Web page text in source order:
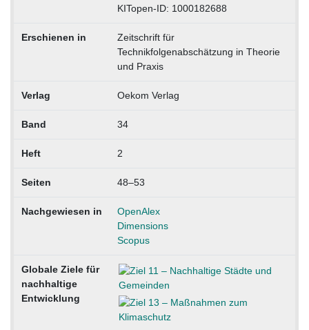
KITopen-ID: 1000182688
Erschienen in
Zeitschrift für
Technikfolgenabschätzung in Theorie
und Praxis
Verlag Oekom Verlag
Band 34
Heft 2
Seiten 48–53
Nachgewiesen in
OpenAlex
Dimensions
Scopus
Globale Ziele für
nachhaltige
Entwicklung